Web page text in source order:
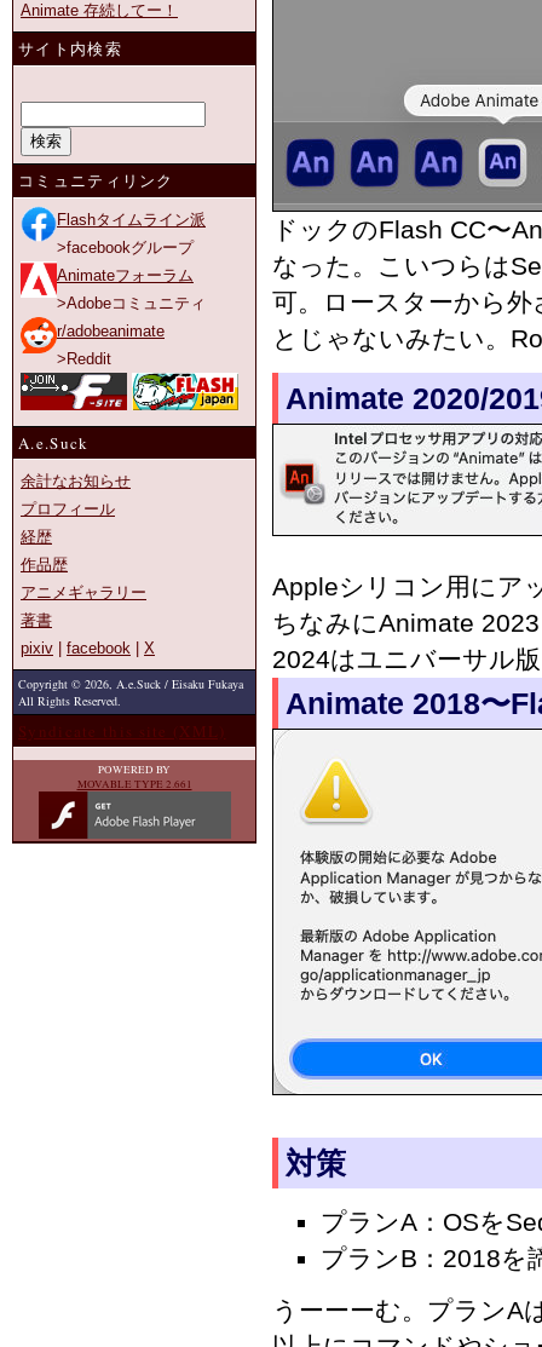
ドックのFlash CC〜
なった。こいつらは
可。ロースターから
とじゃないみたい。
Animate 2020/
Appleシリコン用にア
ちなみにAnimate
2024はユニバーサル
Animate 2018〜
対策
プランA：OSを
プランB：2018を
うーーーむ。プランA
Animate 存続してー！
サイト内検索
コミュニティリンク
Flashタイムライン派
>facebookグループ
Animateフォーラム
>Adobeコミュニティ
r/adobeanimate
>Reddit
A.e.Suck
余計なお知らせ
プロフィール
経歴
作品歴
アニメギャラリー
著書
pixiv
facebook X
Copyright © 2026, A.e.Suck / Eisaku Fukaya
All Rights Reserved.
Syndicate this site (XML)
POWERED BY
MOVABLE TYPE 2.661